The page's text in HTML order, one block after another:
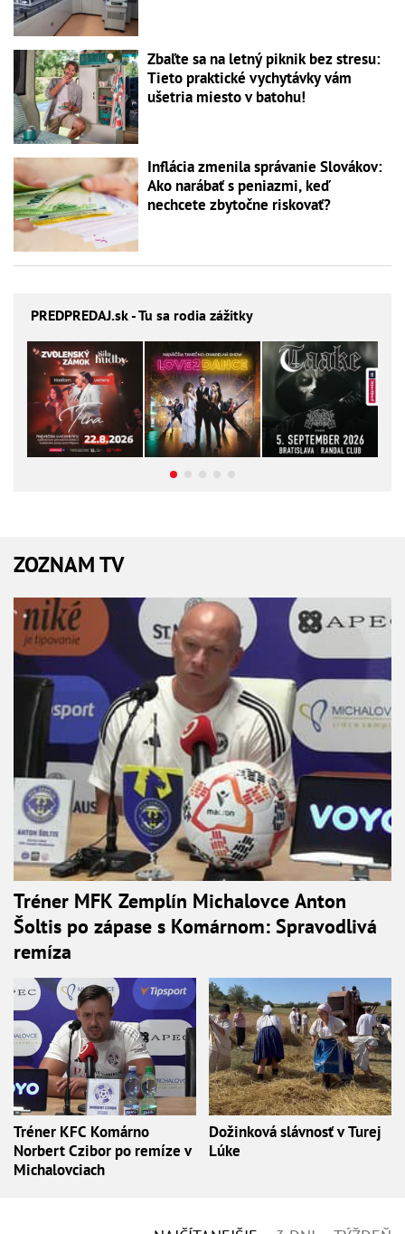
Zbaľte sa na letný piknik bez stresu:
Tieto praktické vychytávky vám
ušetria miesto v batohu!
Inflácia zmenila správanie Slovákov:
Ako narábať s peniazmi, keď
nechcete zbytočne riskovať?
PREDPREDAJ.sk - Tu sa rodia zážitky
ZOZNAM TV
Tréner MFK Zemplín Michalovce Anton
Šoltis po zápase s Komárnom: Spravodlivá
remíza
Tréner KFC Komárno
Norbert Czibor po remíze v
Michalovciach
Dožinková slávnosť v Turej
Lúke